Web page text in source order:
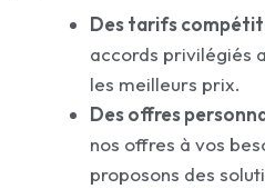
Des tarifs
accords privilégiés
les meilleurs prix.
Des offres
nos offres à vos
proposons des